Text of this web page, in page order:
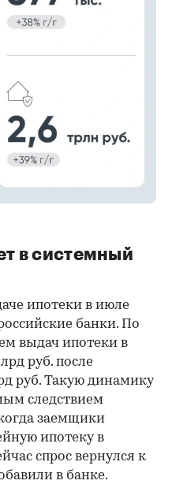
в системный
ипотеки в июле
банки. По
выдач ипотеки в
руб. после
руб. Такую динамику
следствием
заемщики
ипотеку в
спрос вернулся к
в банке.